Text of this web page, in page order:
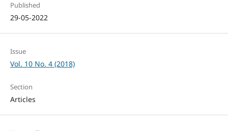
Published
29-05-2022
Issue
Vol. 10 No. 4 (2018)
Section
Articles